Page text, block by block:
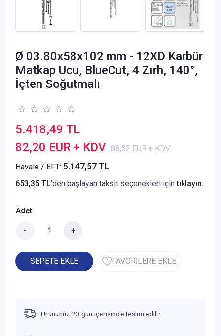
Ø 03.80x58x102 mm - 12XD Karbür
Matkap Ucu, BlueCut, 4 Zırh, 140°,
İçten Soğutmalı
5.418,49 TL
82,20 EUR + KDV 86,52 EUR + KDV
Havale / EFT: 5.147,57 TL
653,35 TL'den başlayan taksit seçenekleri içintıklayın.
Adet
- +
SEPETE EKLE FAVORİLERE EKLE
Ürününüz 20 gün içerisinde teslim edilir